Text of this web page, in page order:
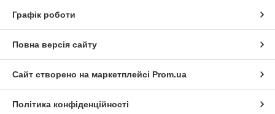
Графік роботи
Повна версія сайту
Сайт створено на маркетплейсі Prom.ua
Політика конфіденційності